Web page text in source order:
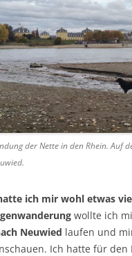
der Nette in den Rhein. Auf
ich mir wohl etwas
wollte ich
Neuwied laufen und
Ich hatte für den